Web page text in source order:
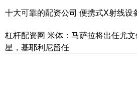
十大可靠的配资公司 便携式X射线设
杠杆配资网 米体：马萨拉将出任尤
星，基耶利尼留任